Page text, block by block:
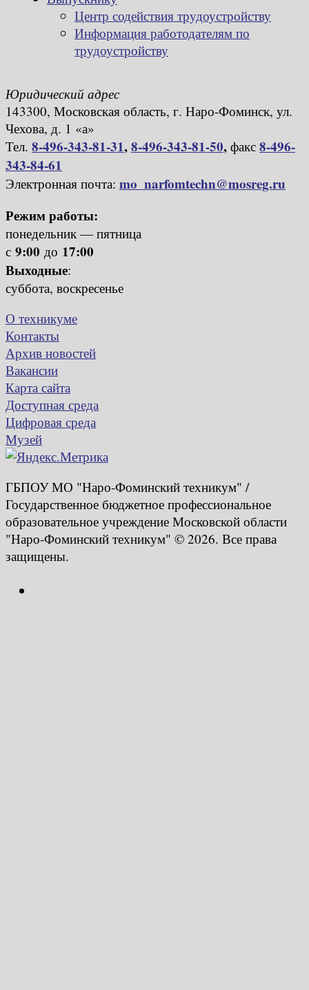
Центр содействия трудоустройству
Информация работодателям по
трудоустройству
Юридический адрес
143300, Московская область, г. Наро-Фоминск, ул.
Чехова, д. 1 «а»
Тел. 8-496-343-81-31,8-496-343-81-50, факс 8-496-
343-84-61
Электронная почта: mo_narfomtechn@mosreg.ru
Режим работы:
понедельник — пятница
с 9:00 до 17:00
Выходные:
суббота, воскресенье
О техникуме
Контакты
Архив новостей
Вакансии
Карта сайта
Доступная среда
Цифровая среда
Музей
ГБПОУ МО "Наро-Фоминский техникум" /
Государственное бюджетное профессиональное
образовательное учреждение Московской области
"Наро-Фоминский техникум" © 2026. Все права
защищены.